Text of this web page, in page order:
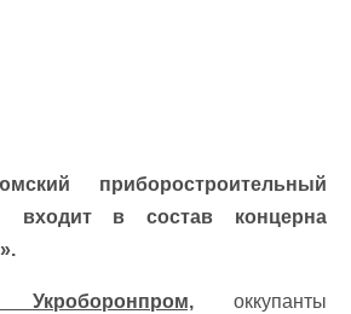
приборостроительный
входит в состав концерна
оккупанты